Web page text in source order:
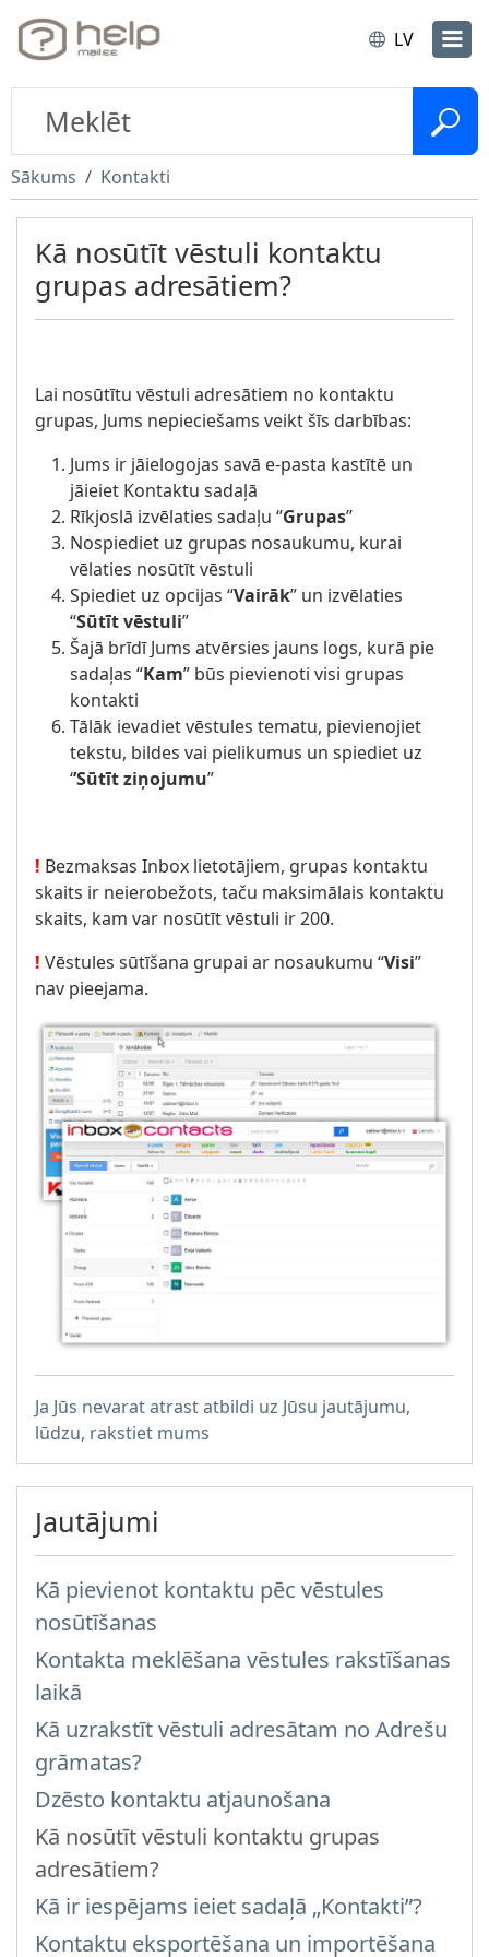
LV
Sākums Kontakti
Kā nosūtīt vēstuli kontaktu
grupas adresātiem?
Lai nosūtītu vēstuli adresātiem no kontaktu
grupas, Jums nepieciešams veikt šīs darbības:
Jums ir jāielogojas savā e-pasta kastītē un
jāieiet Kontaktu sadaļā
Rīkjoslā izvēlaties sadaļu ‘’Grupas’’
Nospiediet uz grupas nosaukumu, kurai
vēlaties nosūtīt vēstuli
Spiediet uz opcijas “Vairāk” un izvēlaties
“Sūtīt vēstuli”
Šajā brīdī Jums atvērsies jauns logs, kurā pie
sadaļas “Kam” būs pievienoti visi grupas
kontakti
Tālāk ievadiet vēstules tematu, pievienojiet
tekstu, bildes vai pielikumus un spiediet uz
‘’Sūtīt ziņojumu”
! Bezmaksas Inbox lietotājiem, grupas kontaktu
skaits ir neierobežots, taču maksimālais kontaktu
skaits, kam var nosūtīt vēstuli ir 200.
! Vēstules sūtīšana grupai ar nosaukumu “Visi”
nav pieejama.
Ja Jūs nevarat atrast atbildi uz Jūsu jautājumu,
lūdzu, rakstiet mums
Jautājumi
Kā pievienot kontaktu pēc vēstules
nosūtīšanas
Kontakta meklēšana vēstules rakstīšanas
laikā
Kā uzrakstīt vēstuli adresātam no Adrešu
grāmatas?
Dzēsto kontaktu atjaunošana
Kā nosūtīt vēstuli kontaktu grupas
adresātiem?
Kā ir iespējams ieiet sadaļā „Kontakti”?
Kontaktu eksportēšana un importēšana